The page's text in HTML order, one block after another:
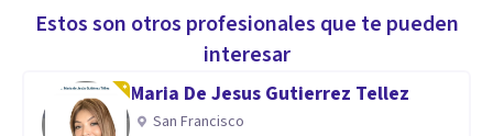
Estos son otros profesionales que te pueden
interesar
Maria De Jesus Gutierrez Tellez
San Francisco